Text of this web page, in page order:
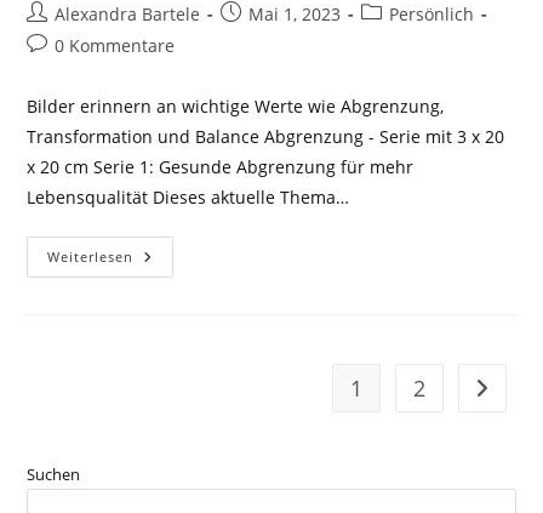
Beitrags-
Autor:
Alexandra Bartele
BeitragMai 1, 2023
Beitrags-
Persönlich
Beitrags-
0 Kommentare
Bilder erinnern an wichtige Werte wie Abgrenzung,
Transformation und Balance Abgrenzung - Serie mit 3 x 20
x 20 cm Serie 1: Gesunde Abgrenzung für mehr
Lebensqualität Dieses aktuelle Thema…
Weiterlesen Neue
Serien
1 2 Zur
Suchen